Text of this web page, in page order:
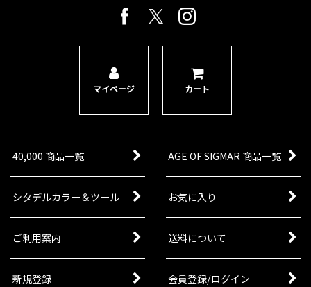
週刊ウォーハンマーコンバットパトロール/インペリウム
マイページ カート
40,000 商品一覧 AGE OF SIGMAR 商品一覧
シタデルカラー＆ツール お気に入り
ご利用案内 送料について
新規登録 会員登録/ログイン